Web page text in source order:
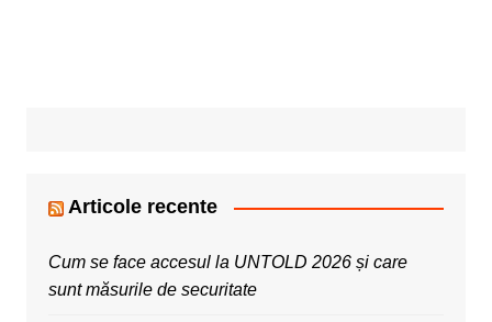
Articole recente
Cum se face accesul la UNTOLD 2026 și care
sunt măsurile de securitate